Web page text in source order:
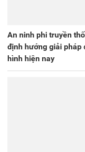
An ninh phi truyền
định hướng giải pháp
hình hiện nay